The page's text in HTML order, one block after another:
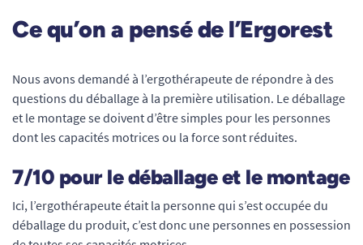
Ce qu’on a pensé de l’Ergorest
Nous avons demandé à l’ergothérapeute de répondre à des
questions du déballage à la première utilisation. Le déballage
et le montage se doivent d’être simples pour les personnes
dont les capacités motrices ou la force sont réduites.
7/10 pour le déballage et le montage
Ici, l’ergothérapeute était la personne qui s’est occupée du
déballage du produit, c’est donc une personnes en possession